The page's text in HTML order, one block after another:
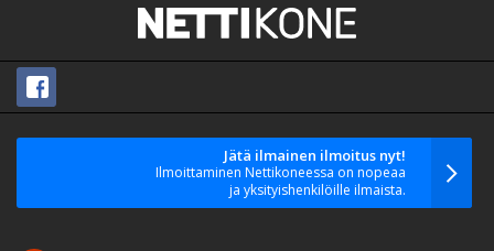
Jätä ilmainen ilmoitus nyt!
Ilmoittaminen Nettikoneessa on nopeaa
ja yksityishenkilöille ilmaista.